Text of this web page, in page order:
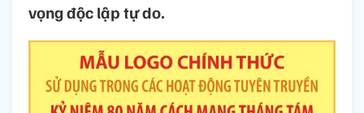
vọng độc lập tự do.